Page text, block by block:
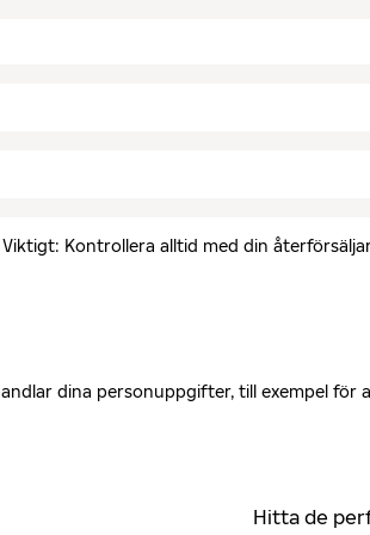
Viktigt: Kontrollera alltid med din
dina personuppgifter, till exempel
Hitta de